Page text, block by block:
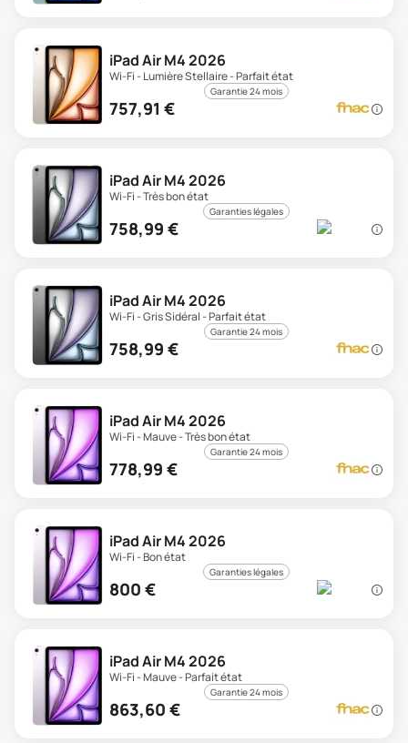
iPad Air M4 2026
Wi-Fi - Lumière Stellaire - Parfait état
Garantie 24 mois
757,91 €
iPad Air M4 2026
Wi-Fi - Très bon état
Garanties légales
758,99 €
iPad Air M4 2026
Wi-Fi - Gris Sidéral - Parfait état
Garantie 24 mois
758,99 €
iPad Air M4 2026
Wi-Fi - Mauve - Très bon état
Garantie 24 mois
778,99 €
iPad Air M4 2026
Wi-Fi - Bon état
Garanties légales
800 €
iPad Air M4 2026
Wi-Fi - Mauve - Parfait état
Garantie 24 mois
863,60 €